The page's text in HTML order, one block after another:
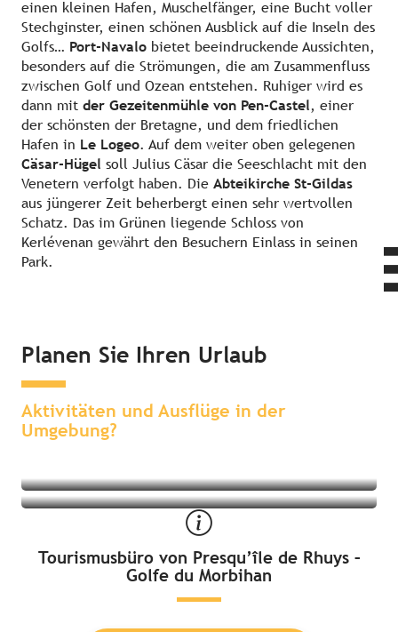
einen kleinen Hafen, Muschelfänger, eine Bucht voller
Stechginster, einen schönen Ausblick auf die Inseln des
Golfs… Port-Navalo bietet beeindruckende Aussichten,
besonders auf die Strömungen, die am Zusammenfluss
zwischen Golf und Ozean entstehen. Ruhiger wird es
dann mit der Gezeitenmühle von Pen-Castel, einer
der schönsten der Bretagne, und dem friedlichen
Hafen in Le Logeo. Auf dem weiter oben gelegenen
Cäsar-Hügel soll Julius Cäsar die Seeschlacht mit den
Venetern verfolgt haben. Die Abteikirche St-Gildas
aus jüngerer Zeit beherbergt einen sehr wertvollen
Schatz. Das im Grünen liegende Schloss von
Kerlévenan gewährt den Besuchern Einlass in seinen
Park.
Planen Sie Ihren Urlaub
Aktivitäten und Ausflüge in der
Umgebung?
Übernachten in der Umgebung
Sehenswertes & Erlebnisse in der
Tourismusbüro von Presqu’île de Rhuys –
Golfe du Morbihan